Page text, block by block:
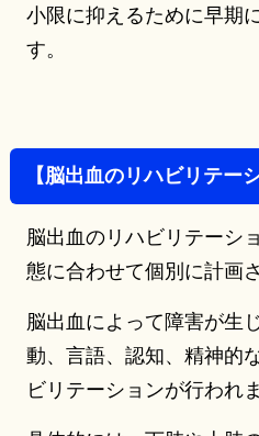
小限に抑えるために早期
す。
【脳出血のリハビリテー
脳出血のリハビリテーシ
態に合わせて個別に計画
脳出血によって障害が生
動、言語、認知、精神的
ビリテーションが行われま